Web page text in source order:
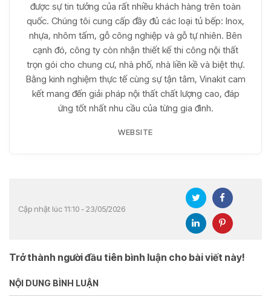
được sự tin tưởng của rất nhiều khách hàng trên toàn
quốc. Chúng tôi cung cấp đầy đủ các loại tủ bếp: Inox,
nhựa, nhôm tấm, gỗ công nghiệp và gỗ tự nhiên. Bên
cạnh đó, công ty còn nhận thiết kế thi công nội thất
trọn gói cho chung cư, nhà phố, nhà liền kề và biệt thự.
Bằng kinh nghiệm thực tế cùng sự tận tâm, Vinakit cam
kết mang đến giải pháp nội thất chất lượng cao, đáp
ứng tốt nhất nhu cầu của từng gia đình.
WEBSITE
Cập nhật lúc 11:10 - 23/05/2026
Trở thành người đầu tiên bình luận cho bài viết này!
NỘI DUNG BÌNH LUẬN